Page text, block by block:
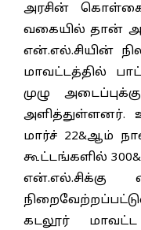
அரசின் கொள்கை
வகையில் தான்
என்.எல்.சியின்
மாவட்டத்தில்
முழு
மார்ச் 22&ஆம்
கூட்டங்களில்
கடலூர்